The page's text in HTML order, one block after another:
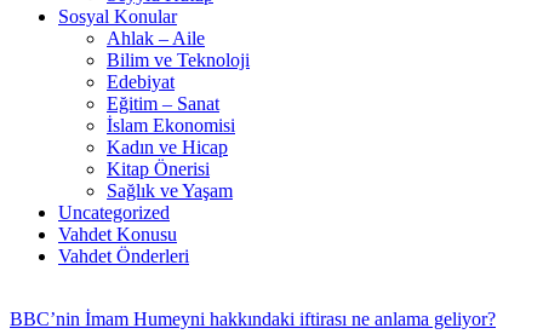
Sosyal Konular
Ahlak – Aile
Bilim ve Teknoloji
Edebiyat
Eğitim – Sanat
İslam Ekonomisi
Kadın ve Hicap
Kitap Önerisi
Sağlık ve Yaşam
Uncategorized
Vahdet Konusu
Vahdet Önderleri
BBC’nin İmam Humeyni hakkındaki iftirası ne anlama geliyor?